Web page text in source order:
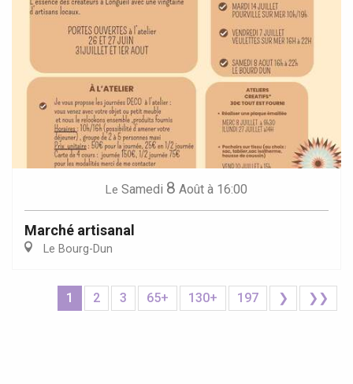
Le Samedi 8 Août à 16:00
Marché artisanal
Le Bourg-Dun
1 2 3 65+ 130+ 197 ❯ ❯❯